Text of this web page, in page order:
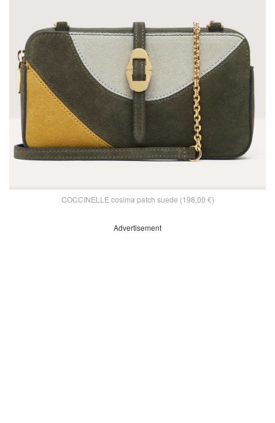
COCCINELLE cosima patch suede (198,00 €)
Advertisement